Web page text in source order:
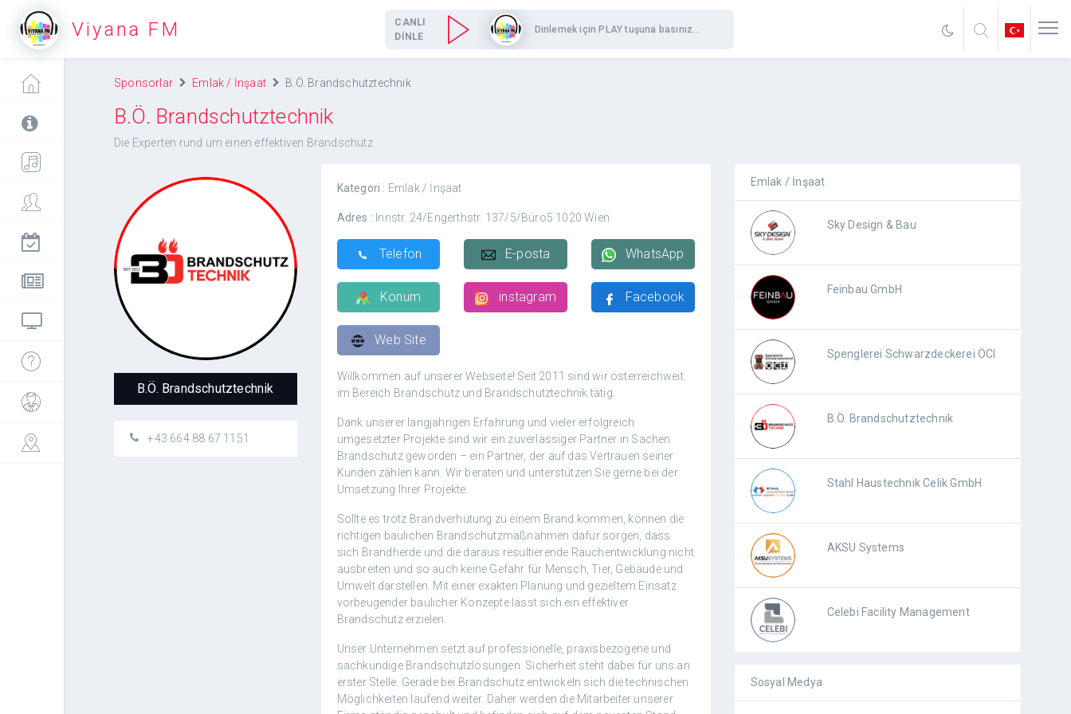
Viyana FM
CANLI
DİNLE
Dinlemek için PLAY tuşuna basınız...
Sponsorlar Emlak / İnşaat B.Ö. Brandschutztechnik
B.Ö. Brandschutztechnik
Die Experten rund um einen effektiven Brandschutz
B.Ö.
Brandschutztechnik
B.Ö. Brandschutztechnik
+43 664 88 67 1151
Kategori : Emlak / İnşaat
Adres : Innstr. 24/Engerthstr. 137/5/Büro5 1020 Wien
Telefon E-posta WhatsApp
Konum instagram Facebook
Web Site
Willkommen auf unserer Webseite! Seit 2011 sind wir österreichweit
im Bereich Brandschutz und Brandschutztechnik tätig.
Dank unserer langjährigen Erfahrung und vieler erfolgreich
umgesetzter Projekte sind wir ein zuverlässiger Partner in Sachen
Brandschutz geworden – ein Partner, der auf das Vertrauen seiner
Kunden zählen kann. Wir beraten und unterstützen Sie gerne bei der
Umsetzung Ihrer Projekte.
Sollte es trotz Brandverhütung zu einem Brand kommen, können die
richtigen baulichen Brandschutzmaßnahmen dafür sorgen, dass
sich Brandherde und die daraus resultierende Rauchentwicklung nicht
ausbreiten und so auch keine Gefahr für Mensch, Tier, Gebäude und
Umwelt darstellen. Mit einer exakten Planung und gezieltem Einsatz
vorbeugender baulicher Konzepte lässt sich ein effektiver
Brandschutz erzielen.
Unser Unternehmen setzt auf professionelle, praxisbezogene und
sachkundige Brandschutzlösungen. Sicherheit steht dabei für uns an
erster Stelle. Gerade bei Brandschutz entwickeln sich die technischen
Möglichkeiten laufend weiter. Daher werden die Mitarbeiter unserer
Emlak / İnşaat
Sky Design & Bau
Feinbau GmbH
Spenglerei Schwarzdeckerei ÖCI
B.Ö. Brandschutztechnik
Stahl Haustechnik Celik GmbH
AKSU Systems
Celebi Facility Management
Sosyal Medya